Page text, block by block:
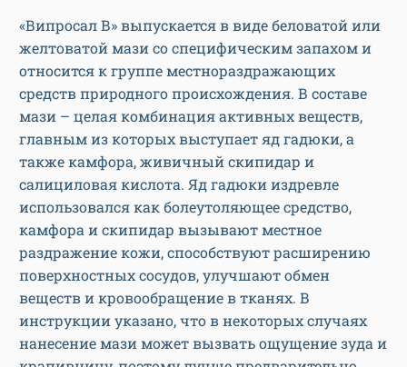
«Випросал В» выпускается в виде беловатой или
желтоватой мази со специфическим запахом и
относится к группе местнораздражающих
средств природного происхождения. В составе
мази – целая комбинация активных веществ,
главным из которых выступает яд гадюки, а
также камфора, живичный скипидар и
салициловая кислота. Яд гадюки издревле
использовался как болеутоляющее средство,
камфора и скипидар вызывают местное
раздражение кожи, способствуют расширению
поверхностных сосудов, улучшают обмен
веществ и кровообращение в тканях. В
инструкции указано, что в некоторых случаях
нанесение мази может вызвать ощущение зуда и